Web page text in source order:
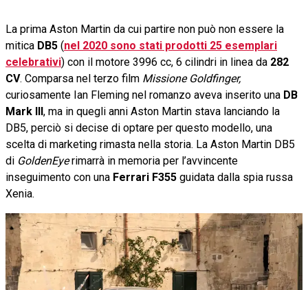
La prima Aston Martin da cui partire non può non essere la
mitica DB5 (nel 2020 sono stati prodotti 25 esemplari
celebrativi) con il motore 3996 cc, 6 cilindri in linea da 282
CV. Comparsa nel terzo film Missione Goldfinger,
curiosamente Ian Fleming nel romanzo aveva inserito una DB
Mark III, ma in quegli anni Aston Martin stava lanciando la
DB5, perciò si decise di optare per questo modello, una
scelta di marketing rimasta nella storia. La Aston Martin DB5
di GoldenEyerimarrà in memoria per l’avvincente
inseguimento con una Ferrari F355 guidata dalla spia russa
Xenia.